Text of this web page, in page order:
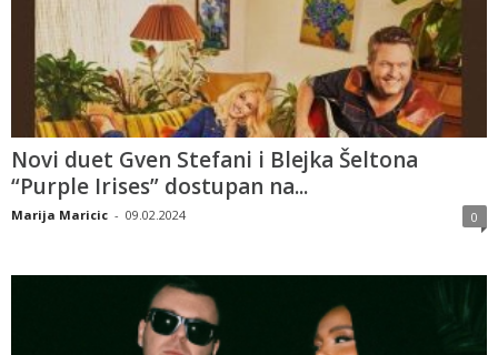
Novi duet Gven Stefani i Blejka Šeltona
“Purple Irises” dostupan na...
Marija Maricic - 09.02.2024 0